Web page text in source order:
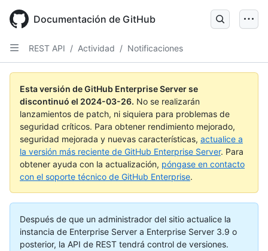
main
content
Documentación de GitHub
REST API / Actividad / Notificaciones
Esta versión de GitHub Enterprise Server se
discontinuó el 2024-03-26. No se realizarán
lanzamientos de patch, ni siquiera para problemas de
seguridad críticos. Para obtener rendimiento mejorado,
seguridad mejorada y nuevas características, actualice a
la versión más reciente de GitHub Enterprise Server. Para
obtener ayuda con la actualización, póngase en contacto
con el soporte técnico de GitHub Enterprise.
Después de que un administrador del sitio actualice la
instancia de Enterprise Server a Enterprise Server 3.9 o
posterior, la API de REST tendrá control de versiones.